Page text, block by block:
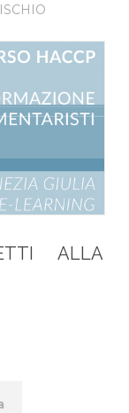
ALLA